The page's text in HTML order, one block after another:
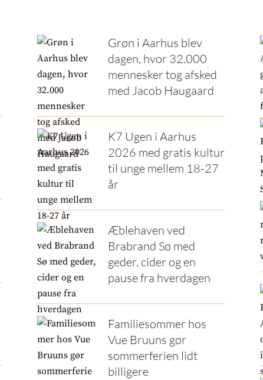
Grøn i Aarhus blev
dagen, hvor 32.000
mennesker tog afsked
med Jacob Haugaard
K7 Ugen i Aarhus
2026 med gratis kultur
til unge mellem 18-27
år
Æblehaven ved
Brabrand Sø med
geder, cider og en
pause fra hverdagen
Familiesommer hos
Vue Bruuns gør
sommerferien lidt
billigere